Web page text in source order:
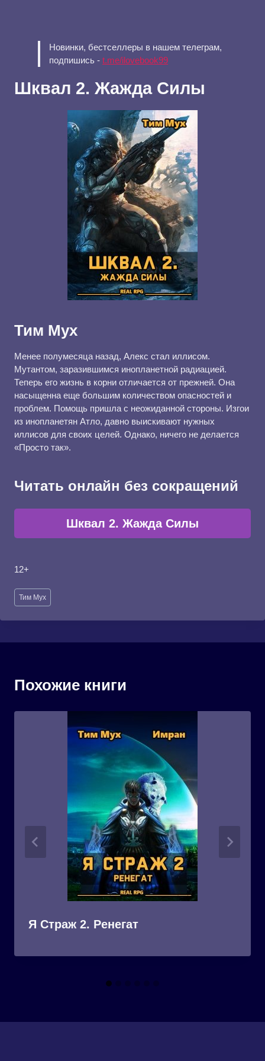
Новинки, бестселлеры в нашем телеграм,
подпишись - t.me/ilovebook99
Шквал 2. Жажда Силы
Тим Мух
Менее полумесяца назад, Алекс стал иллисом.
Мутантом, заразившимся инопланетной радиацией.
Теперь его жизнь в корни отличается от прежней. Она
насыщенна еще большим количеством опасностей и
проблем. Помощь пришла с неожиданной стороны. Изгои
из инопланетян Атло, давно выискивают нужных
иллисов для своих целей. Однако, ничего не делается
«Просто так».
Читать онлайн без сокращений
Шквал 2. Жажда Силы
12+
Метки
записи:
Тим Мух
Похожие книги
Я Страж 2. Ренегат